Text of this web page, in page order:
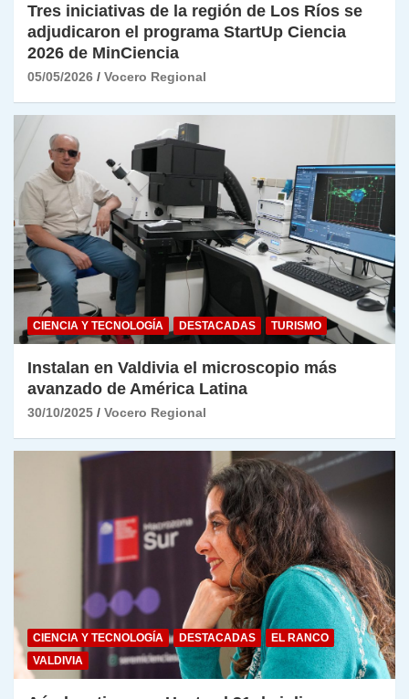
Tres iniciativas de la región de Los Ríos se
adjudicaron el programa StartUp Ciencia
2026 de MinCiencia
05/05/2026 Vocero Regional
CIENCIA Y TECNOLOGÍA DESTACADAS TURISMO
Instalan en Valdivia el microscopio más
avanzado de América Latina
30/10/2025 Vocero Regional
CIENCIA Y TECNOLOGÍA DESTACADAS
EL RANCO
VALDIVIA